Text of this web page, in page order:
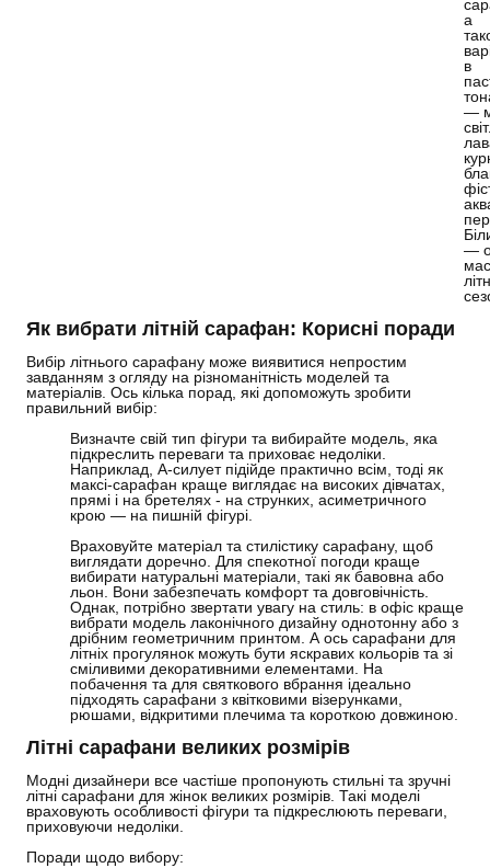
а
в
—
—
Як вибрати літній сарафан: Корисні поради
Вибір літнього сарафану може виявитися непростим
завданням з огляду на різноманітність моделей та
матеріалів. Ось кілька порад, які допоможуть зробити
правильний вибір:
Визначте свій тип фігури та вибирайте модель, яка
підкреслить переваги та приховає недоліки.
Наприклад, А-силует підійде практично всім, тоді як
максі-сарафан краще виглядає на високих дівчатах,
прямі і на бретелях - на струнких, асиметричного
крою — на пишній фігурі.
Враховуйте матеріал та стилістику сарафану, щоб
виглядати доречно. Для спекотної погоди краще
вибирати натуральні матеріали, такі як бавовна або
льон. Вони забезпечать комфорт та довговічність.
Однак, потрібно звертати увагу на стиль: в офіс краще
вибрати модель лаконічного дизайну однотонну або з
дрібним геометричним принтом. А ось сарафани для
літніх прогулянок можуть бути яскравих кольорів та зі
сміливими декоративними елементами. На
побачення та для святкового вбрання ідеально
підходять сарафани з квітковими візерунками,
рюшами, відкритими плечима та короткою довжиною.
Літні сарафани великих розмірів
Модні дизайнери все частіше пропонують стильні та зручні
літні сарафани для жінок великих розмірів. Такі моделі
враховують особливості фігури та підкреслюють переваги,
приховуючи недоліки.
Поради щодо вибору: